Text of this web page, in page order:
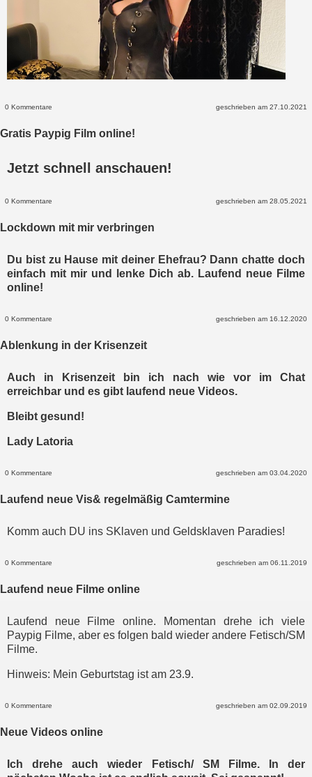
0 Kommentare geschrieben am 27.10.2021
Gratis Paypig Film online!
Jetzt schnell anschauen!
0 Kommentare geschrieben am 28.05.2021
Lockdown mit mir verbringen
Du bist zu Hause mit deiner Ehefrau? Dann chatte doch
einfach mit mir und lenke Dich ab. Laufend neue Filme
online!
0 Kommentare geschrieben am 16.12.2020
Ablenkung in der Krisenzeit
Auch in Krisenzeit bin ich nach wie vor im Chat
erreichbar und es gibt laufend neue Videos.
Bleibt gesund!
Lady Latoria
0 Kommentare geschrieben am 03.04.2020
Laufend neue Vis& regelmäßig Camtermine
Komm auch DU ins SKlaven und Geldsklaven Paradies!
0 Kommentare geschrieben am 06.11.2019
Laufend neue Filme online
Laufend neue Filme online. Momentan drehe ich viele
Paypig Filme, aber es folgen bald wieder andere Fetisch/SM
Filme.
Hinweis: Mein Geburtstag ist am 23.9.
0 Kommentare geschrieben am 02.09.2019
Neue Videos online
Ich drehe auch wieder Fetisch/ SM Filme. In der